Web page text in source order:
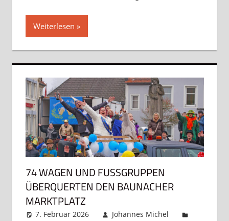
Weiterlesen
74 WAGEN UND FUSSGRUPPEN Ü
BERQUERTEN DEN BAUNACHER M
ARKTPLATZ
7. Februar 2026
Johannes Michel